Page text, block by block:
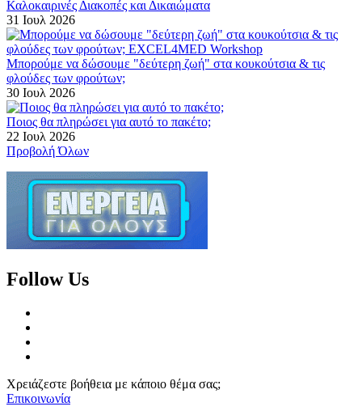
Καλοκαιρινές Διακοπές και Δικαιώματα
31 Ιουλ 2026
Μπορούμε να δώσουμε "δεύτερη ζωή" στα κουκούτσια & τις
φλούδες των φρούτων;
30 Ιουλ 2026
Ποιος θα πληρώσει για αυτό το πακέτο;
22 Ιουλ 2026
Προβολή Όλων
Follow Us
Χρειάζεστε βοήθεια με κάποιο θέμα σας;
Επικοινωνία